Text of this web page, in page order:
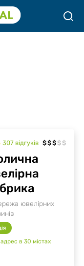
307 відгуків $$$ $ $
ювелірних
адрес в 30 містах